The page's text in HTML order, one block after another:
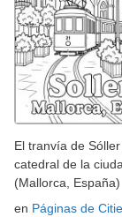
El tranvía de
catedral de la
(Mallorca, España)
en Páginas de